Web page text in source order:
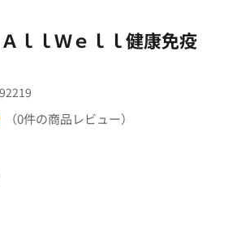
ｌｌＷｅｌｌ健康免疫
（0件の商品レビュー）